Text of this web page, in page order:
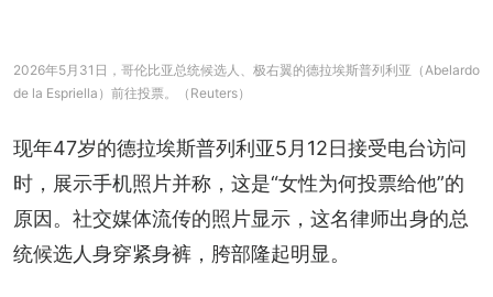
2026年5月31日，哥伦比亚总统候选人、极右翼的德拉埃斯普列利亚（Abelardo
de la Espriella）前往投票。（Reuters）
现年47岁的德拉埃斯普列利亚5月12日接受电台访问
时，展示手机照片并称，这是“女性为何投票给他”的
原因。社交媒体流传的照片显示，这名律师出身的总
统候选人身穿紧身裤，胯部隆起明显。